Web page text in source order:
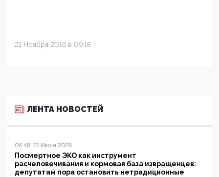
21 Ноября 2016 в 09:18
ЛЕНТА НОВОСТЕЙ
06:48, 21 Июля 2026
Посмертное ЭКО как инструмент
расчеловечивания и кормовая база извращенцев:
депутатам пора остановить нетрадиционные